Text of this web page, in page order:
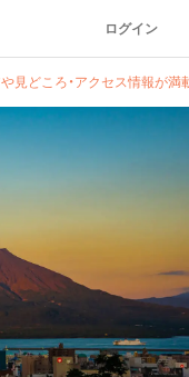
ログイン
見どころ・アクセス情報が満